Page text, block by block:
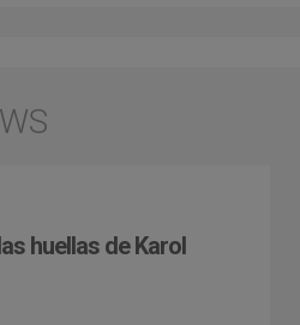
huellas de Karol